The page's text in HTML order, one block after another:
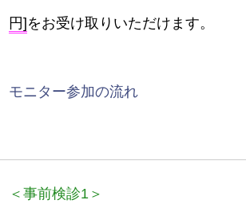
円] をお受け取りいただけます。
モニター参加の流れ
＜事前検診1＞